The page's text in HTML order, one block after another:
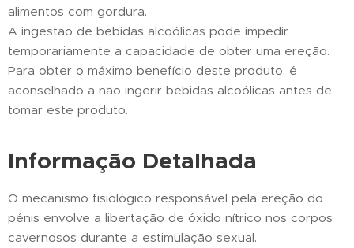
alimentos com gordura.
A ingestão de bebidas alcoólicas pode impedir
temporariamente a capacidade de obter uma ereção.
Para obter o máximo benefício deste produto, é
aconselhado a não ingerir bebidas alcoólicas antes de
tomar este produto.
Informação Detalhada
O mecanismo fisiológico responsável pela ereção do
pénis envolve a libertação de óxido nítrico nos corpos
cavernosos durante a estimulação sexual.